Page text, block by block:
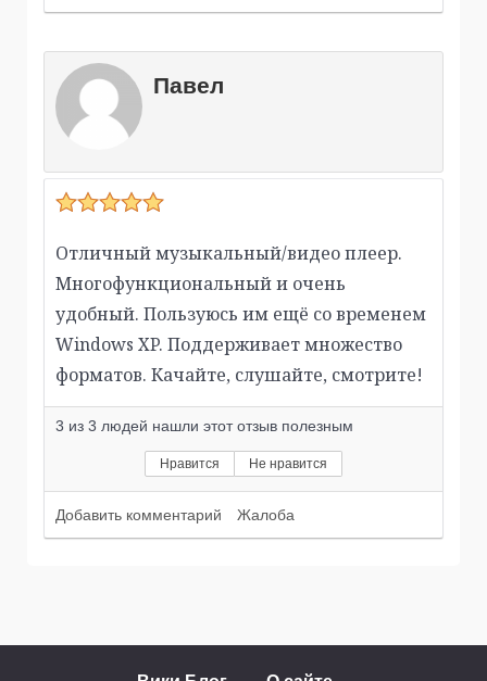
Павел
Отличный музыкальный/видео плеер.
Многофункциональный и очень
удобный. Пользуюсь им ещё со временем
Windows XP. Поддерживает множество
форматов. Качайте, слушайте, смотрите!
3 из 3 людей нашли этот отзыв полезным
Нравится Не нравится
Добавить комментарий Жалоба